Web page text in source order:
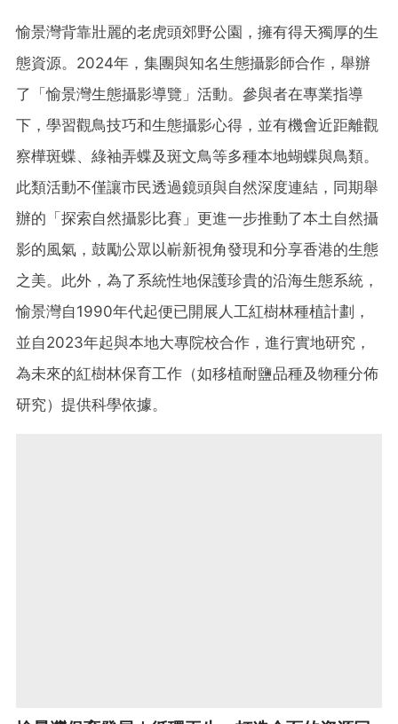
愉景灣背靠壯麗的老虎頭郊野公園，擁有得天獨厚的生
態資源。2024年，集團與知名生態攝影師合作，舉辦
了「愉景灣生態攝影導覽」活動。參與者在專業指導
下，學習觀鳥技巧和生態攝影心得，並有機會近距離觀
察樺斑蝶、綠袖弄蝶及斑文鳥等多種本地蝴蝶與鳥類。
此類活動不僅讓市民透過鏡頭與自然深度連結，同期舉
辦的「探索自然攝影比賽」更進一步推動了本土自然攝
影的風氣，鼓勵公眾以嶄新視角發現和分享香港的生態
之美。此外，為了系統性地保護珍貴的沿海生態系統，
愉景灣自1990年代起便已開展人工紅樹林種植計劃，
並自2023年起與本地大專院校合作，進行實地研究，
為未來的紅樹林保育工作（如移植耐鹽品種及物種分佈
研究）提供科學依據。